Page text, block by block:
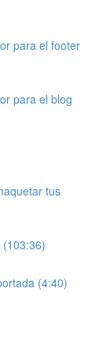
para el footer
para el blog
tus
(4:40)